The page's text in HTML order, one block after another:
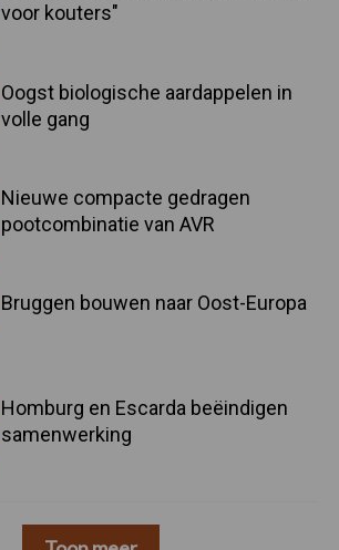
voor kouters"
Oogst biologische aardappelen in
volle gang
Nieuwe compacte gedragen
pootcombinatie van AVR
Bruggen bouwen naar Oost-Europa
Homburg en Escarda beëindigen
samenwerking